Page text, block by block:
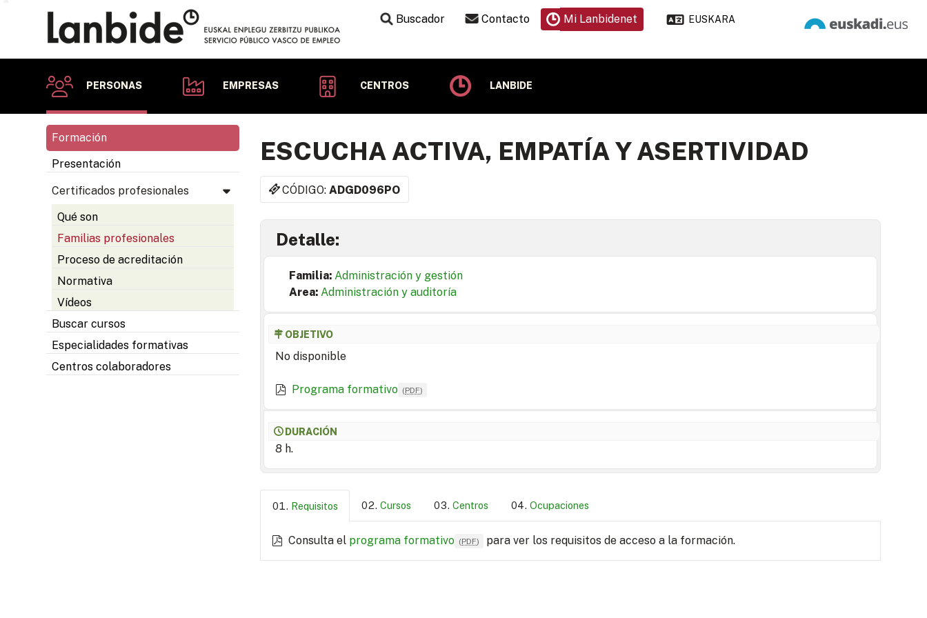
Buscador Contacto Mi Lanbidenet EUSKARA
PERSONAS EMPRESAS CENTROS LANBIDE
Formación
Presentación
Certificados profesionales
Qué son
Familias profesionales
Proceso de acreditación
Normativa
Vídeos
Buscar cursos
Especialidades formativas
Centros colaboradores
ESCUCHA ACTIVA, EMPATÍA Y ASERTIVIDAD
CÓDIGO:ADGD096PO
Detalle:
Familia: Administración y gestión
Area: Administración y auditoría
OBJETIVO
No disponible
Programa formativo (PDF)
DURACIÓN
8 h.
Requisitos Cursos Centros Ocupaciones
Consulta el programa formativo (PDF) para ver los requisitos de acceso a la formación.